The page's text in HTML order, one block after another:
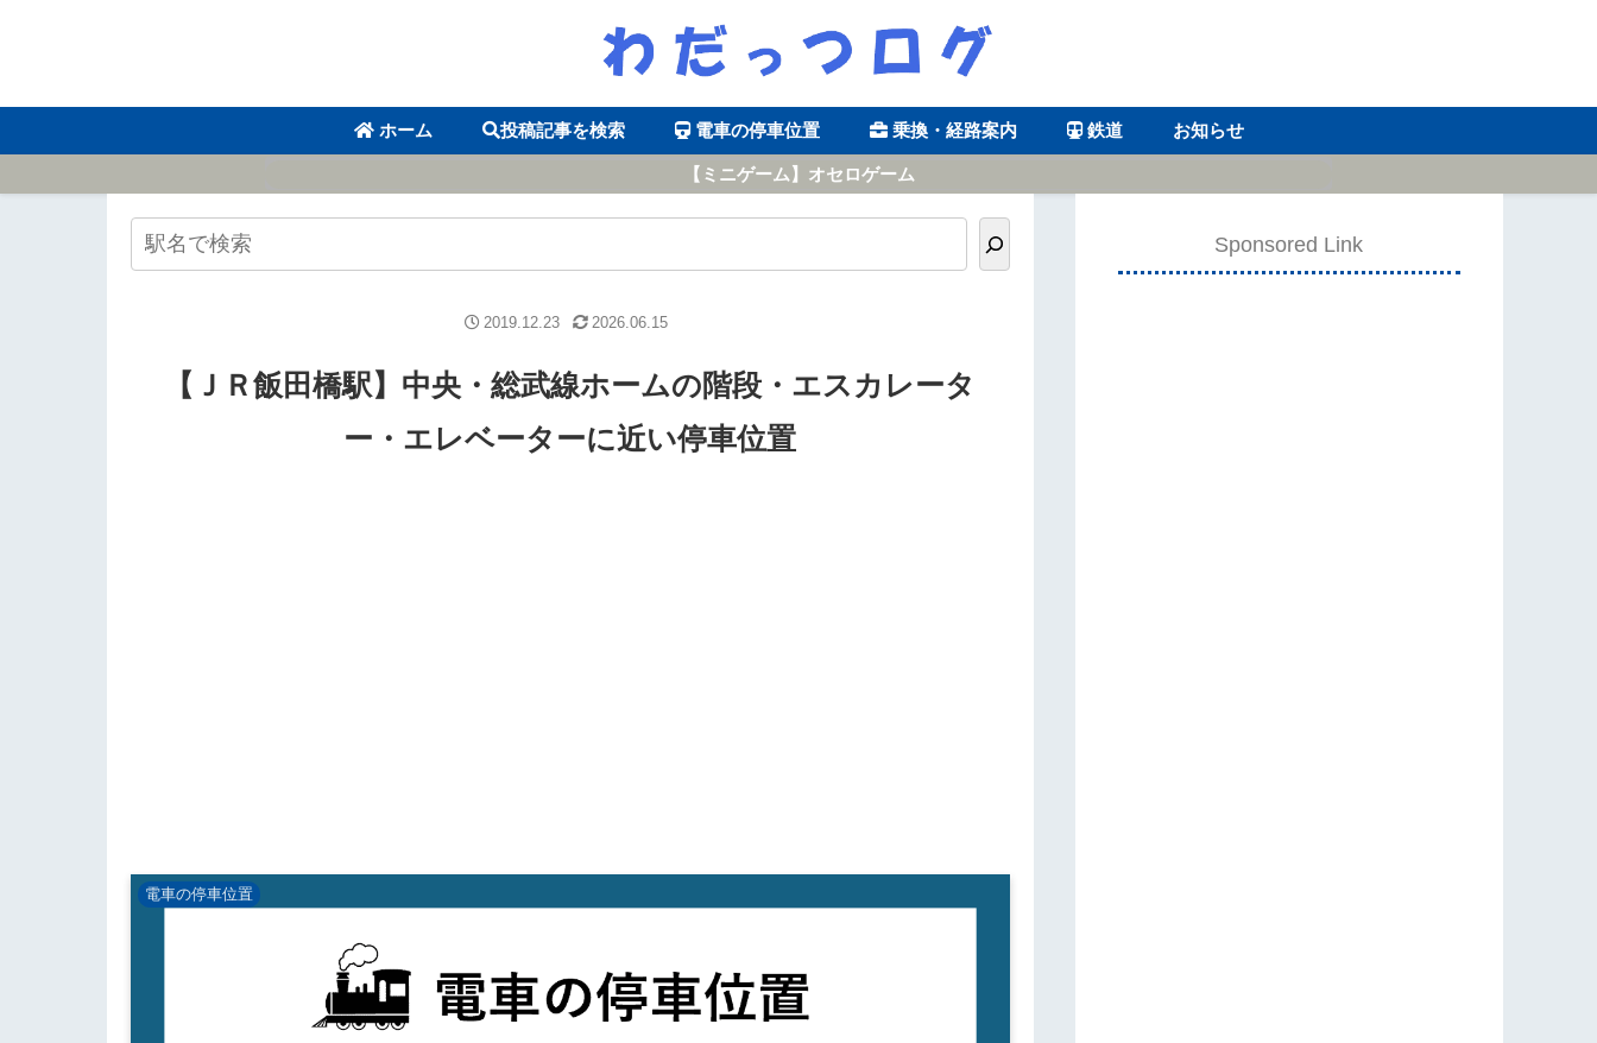
ホーム 投稿記事を検索 電車の停車位置 乗換・経路案内 鉄道 お知らせ
【ミニゲーム】オセロゲーム
【ＪＲ飯田橋駅】中央・総武線ホームの階段・エスカレータ
ー・エレベーターに近い停車位置
電車の停車位置
2019.12.23 2026.06.15
Sponsored Link